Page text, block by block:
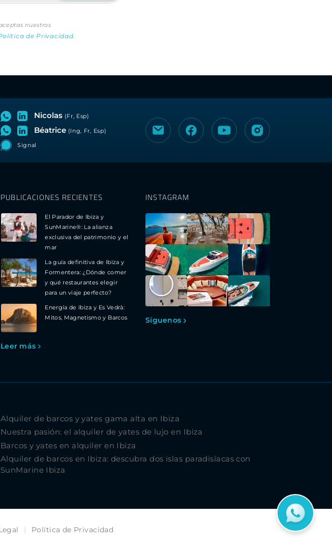
nuestros
de Privacidad.
Nicolas (Fr, Esp)
Béatrice (Ing, Fr, Esp)
Signal
PUBLICACIONES RECIENTES
El Parador de Ibiza y
SunMarine®: La alianza
exclusiva del patrimonio y el
mar
La guía definitiva de Ibiza y
Formentera: ¿Dónde comer
y qué restaurantes elegir
para un viaje perfecto?
Energía de Ibiza y Es Vedrà:
Mitos, Magnetismo y Barcos
Leer más
INSTAGRAM
Síguenos
Alquiler de barcos y yates gama alta en Ibiza
Nuestra pasión: el alquiler de yates de lujo en Ibiza
Barcos y yates en alquiler en Ibiza
Alquiler de barcos en Ibiza: descubra dos islas paradisíacas con
SunMarine Ibiza
| Política de Privacidad